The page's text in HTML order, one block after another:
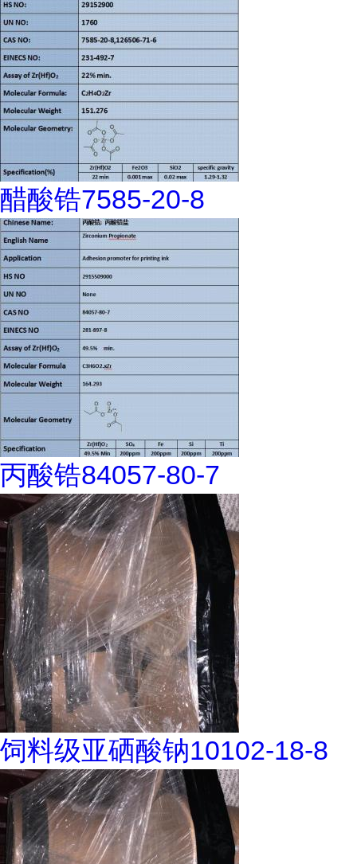
醋酸锆7585-20-8
丙酸锆84057-80-7
饲料级亚硒酸钠10102-18-8